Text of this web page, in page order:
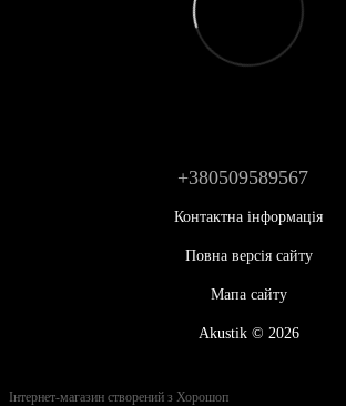
+380509589567
Контактна інформація
Повна версія сайту
Мапа сайту
Akustik © 2026
Інтернет-магазин створений з Хорошоп